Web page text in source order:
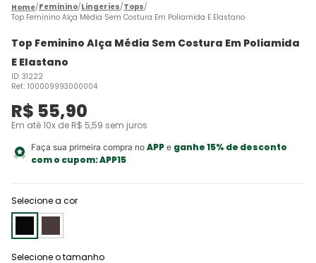
Feminino Lingeries Tops
Top Feminino Alça Média Sem Costura Em Poliamida E Elastano
Top Feminino Alça Média Sem Costura Em Poliamida
E Elastano
ID: 31222
Ref.: 100009993000004
R$ 55,90
Em até10x de R$ 5,59 sem juros
Faça sua primeira compra no APPe ganhe 15% de desconto
com o cupom:APP15
Selecione a cor